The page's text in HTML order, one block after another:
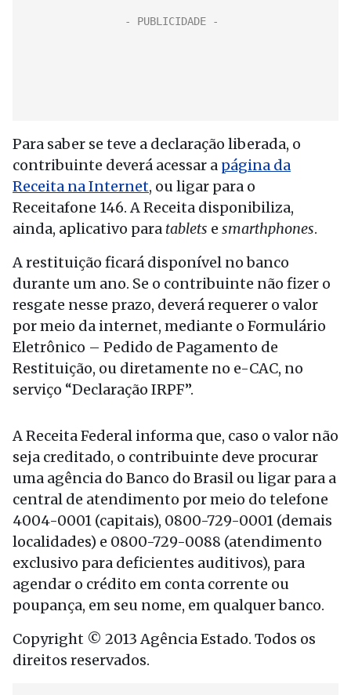
Para saber se teve a declaração liberada, o
contribuinte deverá acessar a página da
Receita na Internet, ou ligar para o
Receitafone 146. A Receita disponibiliza,
ainda, aplicativo para tablets e smarthphones.
A restituição ficará disponível no banco
durante um ano. Se o contribuinte não fizer o
resgate nesse prazo, deverá requerer o valor
por meio da internet, mediante o Formulário
Eletrônico – Pedido de Pagamento de
Restituição, ou diretamente no e-CAC, no
serviço “Declaração IRPF”.
A Receita Federal informa que, caso o valor não
seja creditado, o contribuinte deve procurar
uma agência do Banco do Brasil ou ligar para a
central de atendimento por meio do telefone
4004-0001 (capitais), 0800-729-0001 (demais
localidades) e 0800-729-0088 (atendimento
exclusivo para deficientes auditivos), para
agendar o crédito em conta corrente ou
poupança, em seu nome, em qualquer banco.
Copyright © 2013 Agência Estado. Todos os
direitos reservados.